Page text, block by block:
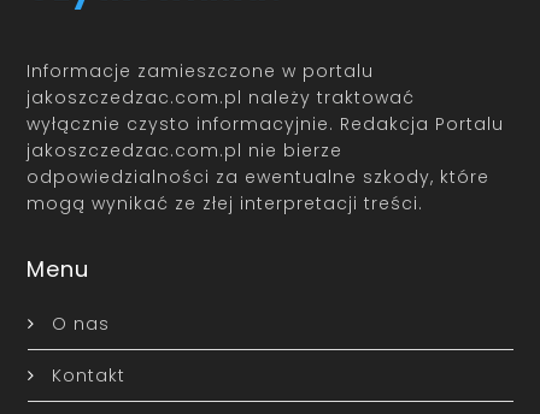
Informacje zamieszczone w portalu
jakoszczedzac.com.pl należy traktować
wyłącznie czysto informacyjnie. Redakcja Portalu
jakoszczedzac.com.pl nie bierze
odpowiedzialności za ewentualne szkody, które
mogą wynikać ze złej interpretacji treści.
Menu
O nas
Kontakt